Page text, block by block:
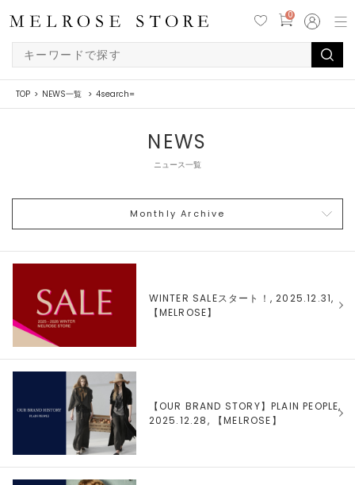
0
TOP NEWS一覧 4search=
NEWS
ニュース一覧
Monthly Archive
WINTER SALEスタート！, 2025.12.31,
【MELROSE】
【OUR BRAND STORY】PLAIN PEOPLE,
2025.12.28, 【MELROSE】